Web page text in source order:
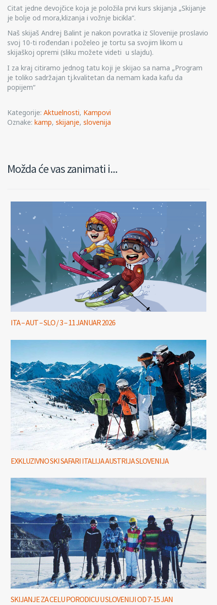
Citat jedne devojčice koja je položila prvi kurs skijanja „Skijanje
je bolje od mora,klizanja i vožnje bicikla“.
Naš skijaš Andrej Balint je nakon povratka iz Slovenije proslavio
svoj 10-ti rođendan i poželeo je tortu sa svojim likom u
skijaškoj opremi (sliku možete videti u slajdu).
I za kraj citiramo jednog tatu koji je skijao sa nama „Program
je toliko sadržajan tj.kvalitetan da nemam kada kafu da
popijem“
Kategorije: Aktuelnosti, Kampovi
Oznake: kamp, skijanje, slovenija
Možda će vas zanimati i...
ITA – AUT – SLO / 3 – 11 JANUAR 2026
EXKLUZIVNO SKI SAFARI ITALIJA AUSTRIJA SLOVENIJA
SKIJANJE ZA CELU PORODICU U SLOVENIJI OD 7-15 JAN